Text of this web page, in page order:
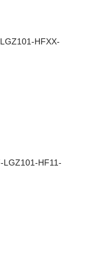
HFXX-
LGZ101-HF11-